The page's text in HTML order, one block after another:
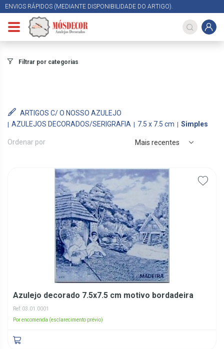
ENVIOS RÁPIDOS (MEDIANTE DISPONIBILIDADE DO ARTIGO).
Filtrar por categorias
ARTIGOS C/ O NOSSO AZULEJO
AZULEJOS DECORADOS/SERIGRAFIA
7.5 x 7.5 cm Simples
Ordenar por Mais recentes
Azulejo decorado 7.5x7.5 cm motivo bordadeira
Ref: 03.01.0001
Por encomenda (esclarecimento prévio)